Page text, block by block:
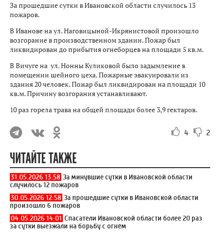
За прошедшие сутки в Ивановской области случилось 13
пожаров.
В Иванове на ул. Наговицыной-Икрянистовой произошло
возгорание в производственном здании. Пожар был
ликвидирован до прибытия огнеборцев на площади 5 кв.м.
В Вичуге на ул. Нонны Куликовой было задымление в
помещении шейного цеха. Пожарные эвакуировали из
здания 20 человек. Пожар был ликвидирован на площади 10
кв.м. Причину возгорания устанавливают.
10 раз горела трава на общей площади более 3,9 гектаров.
4 2
ЧИТАЙТЕ ТАКЖЕ
31.05.2026 13:58 За минувшие сутки в Ивановской области
случилось 12 пожаров
30.05.2026 12:58 За прошедшие сутки в Ивановской области
произошло 6 пожаров
04.05.2026 14:01 Спасатели Ивановской области более 20 раз
за сутки выезжали на борьбу с огнём